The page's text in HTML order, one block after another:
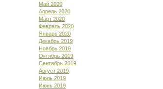
Май 2020
Апрель 2020
Март 2020
Февраль 2020
Январь 2020
Декабрь 2019
Ноябрь 2019
Октябрь 2019
Сентябрь 2019
Август 2019
Июль 2019
Июнь 2019